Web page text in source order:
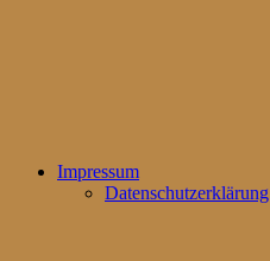
Impressum
Datenschutzerklärung